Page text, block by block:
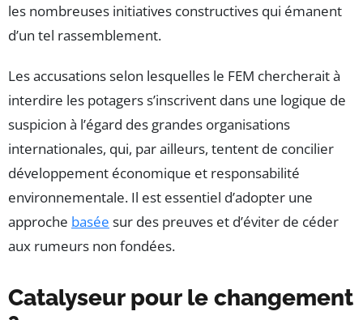
les nombreuses initiatives constructives qui émanent
d’un tel rassemblement.
Les accusations selon lesquelles le FEM chercherait à
interdire les potagers s’inscrivent dans une logique de
suspicion à l’égard des grandes organisations
internationales, qui, par ailleurs, tentent de concilier
développement économique et responsabilité
environnementale. Il est essentiel d’adopter une
approche basée sur des preuves et d’éviter de céder
aux rumeurs non fondées.
Catalyseur pour le changement